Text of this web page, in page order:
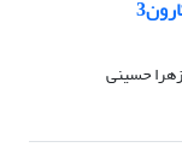
حسینی